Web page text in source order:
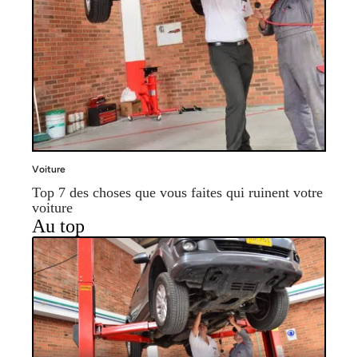
Voiture
Top 7 des choses que vous faites qui ruinent votre
voiture
Au top